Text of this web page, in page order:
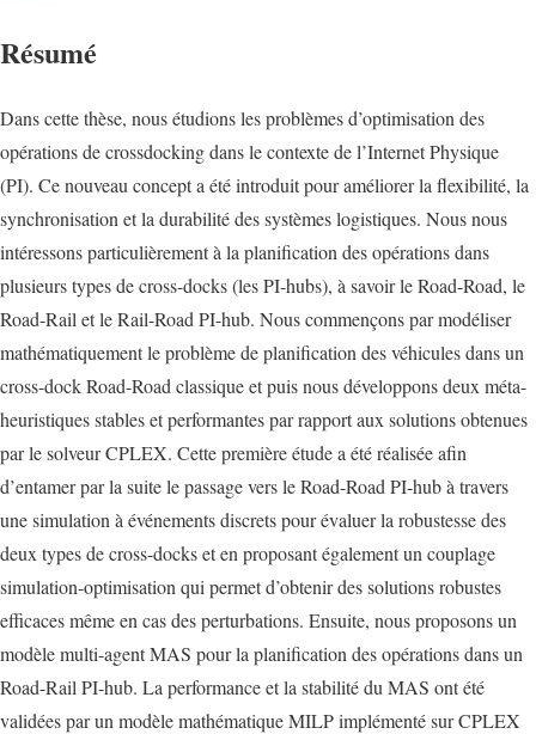
Résumé
Dans cette thèse, nous étudions les problèmes d’optimisation des
opérations de crossdocking dans le contexte de l’Internet Physique
(PI). Ce nouveau concept a été introduit pour améliorer la ﬂexibilité, la
synchronisation et la durabilité des systèmes logistiques. Nous nous
intéressons particulièrement à la planiﬁcation des opérations dans
plusieurs types de cross-docks (les PI-hubs), à savoir le Road-Road, le
Road-Rail et le Rail-Road PI-hub. Nous commençons par modéliser
mathématiquement le problème de planiﬁcation des véhicules dans un
cross-dock Road-Road classique et puis nous développons deux méta-
heuristiques stables et performantes par rapport aux solutions obtenues
par le solveur CPLEX. Cette première étude a été réalisée aﬁn
d’entamer par la suite le passage vers le Road-Road PI-hub à travers
une simulation à événements discrets pour évaluer la robustesse des
deux types de cross-docks et en proposant également un couplage
simulation-optimisation qui permet d’obtenir des solutions robustes
eﬃcaces même en cas des perturbations. Ensuite, nous proposons un
modèle multi-agent MAS pour la planiﬁcation des opérations dans un
Road-Rail PI-hub. La performance et la stabilité du MAS ont été
validées par un modèle mathématique MILP implémenté sur CPLEX